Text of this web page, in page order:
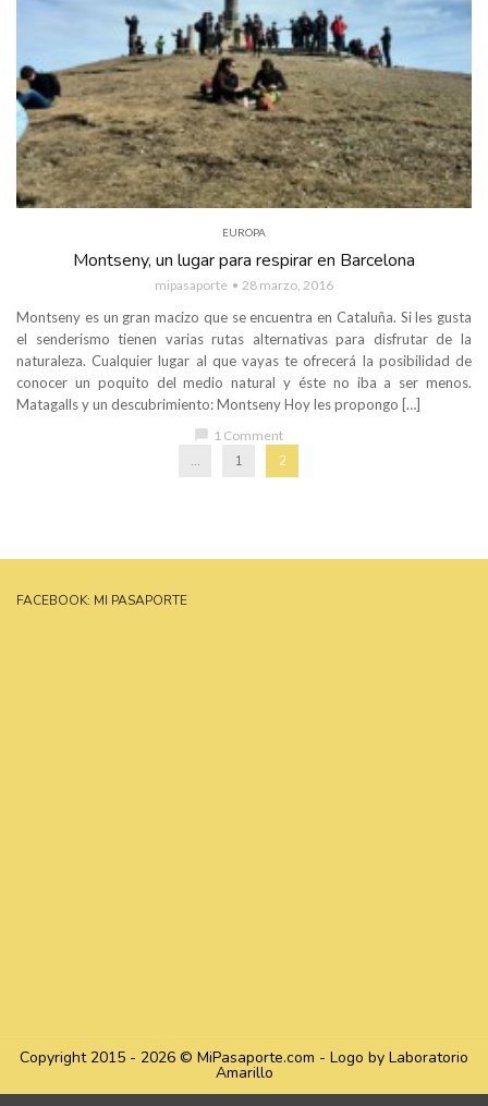
EUROPA
Montseny, un lugar para respirar en Barcelona
mipasaporte 28 marzo, 2016
Montseny es un gran macizo que se encuentra en Cataluña. Si les gusta
el senderismo tienen varias rutas alternativas para disfrutar de la
naturaleza. Cualquier lugar al que vayas te ofrecerá la posibilidad de
conocer un poquito del medio natural y éste no iba a ser menos.
Matagalls y un descubrimiento: Montseny Hoy les propongo […]
chat_bubble 1 Comment
... 1 2
FACEBOOK: MI PASAPORTE
Copyright 2015 - 2026 © MiPasaporte.com - Logo by Laboratorio
Amarillo